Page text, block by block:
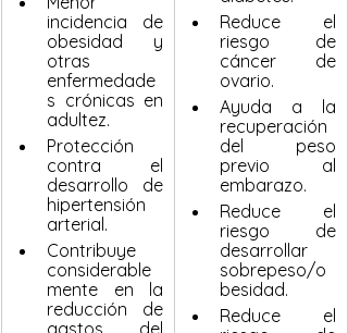
incidencia de
obesidad y
otras
enfermedade
s crónicas en
adultez.
Protección
contra el
desarrollo de
hipertensión
arterial.
Contribuye
considerable
mente en la
reducción de
gastos del
Reduce el
riesgo de
cáncer de
ovario.
Ayuda a la
recuperación
del peso
previo al
embarazo.
Reduce el
riesgo de
desarrollar
sobrepeso/o
besidad.
Reduce el